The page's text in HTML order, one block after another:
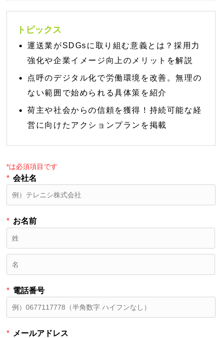
トピックス
運送業がSDGsに取り組む意義とは？採用力
強化や企業イメージ向上のメリットを解説
点呼のデジタル化で労働環境を改善。無理の
ない範囲で始められる具体策を紹介
荷主や社会からの信頼を獲得！持続可能な経
営に向けたアクションプランを掲載
*は必須項目です
* 会社名
* お名前
* 電話番号
* メールアドレス